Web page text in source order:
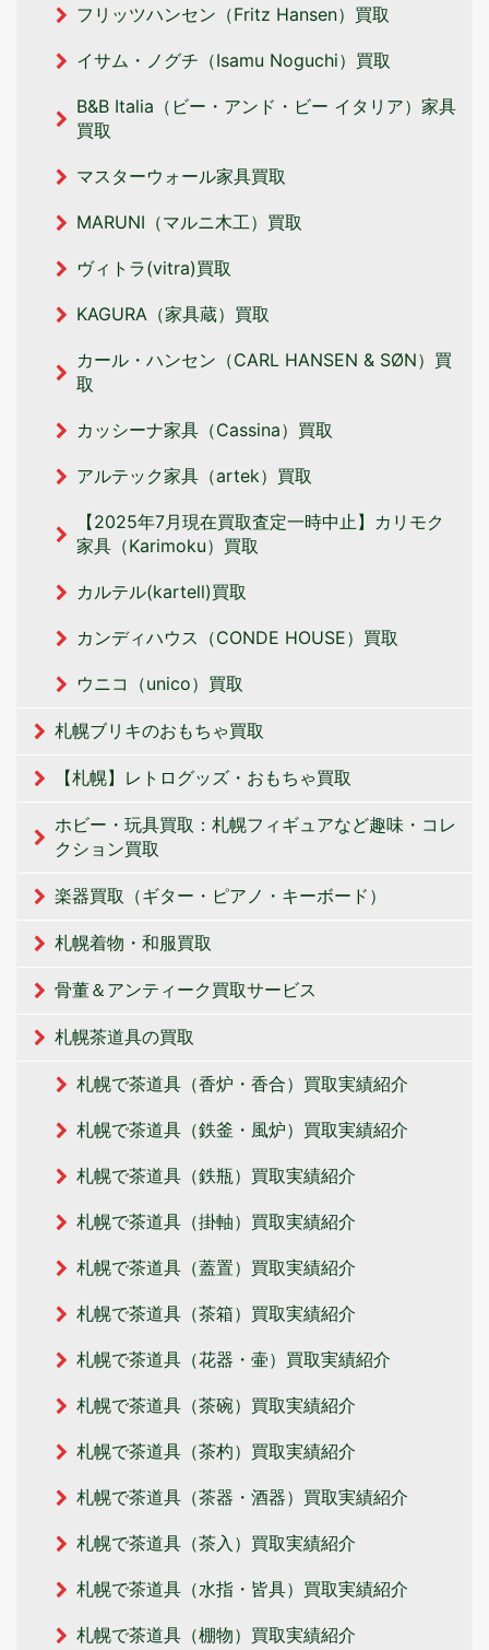
フリッツハンセン（Fritz Hansen）買取
イサム・ノグチ（Isamu Noguchi）買取
B&B Italia（ビー・アンド・ビー イタリア‎）家具
買取
マスターウォール家具買取
MARUNI（マルニ木工）買取
ヴィトラ(vitra)買取
KAGURA（家具蔵）買取
カール・ハンセン（CARL HANSEN & SØN）買
取
カッシーナ家具（Cassina）買取
アルテック家具（artek）買取
【2025年7月現在買取査定一時中止】カリモク
家具（Karimoku）買取
カルテル(kartell)買取
カンディハウス（CONDE HOUSE）買取
ウニコ（unico）買取
札幌ブリキのおもちゃ買取
【札幌】レトログッズ・おもちゃ買取
ホビー・玩具買取：札幌フィギュアなど趣味・コレ
クション買取
楽器買取（ギター・ピアノ・キーボード）
札幌着物・和服買取
骨董＆アンティーク買取サービス
札幌茶道具の買取
札幌で茶道具（香炉・香合）買取実績紹介
札幌で茶道具（鉄釜・風炉）買取実績紹介
札幌で茶道具（鉄瓶）買取実績紹介
札幌で茶道具（掛軸）買取実績紹介
札幌で茶道具（蓋置）買取実績紹介
札幌で茶道具（茶箱）買取実績紹介
札幌で茶道具（花器・壷）買取実績紹介
札幌で茶道具（茶碗）買取実績紹介
札幌で茶道具（茶杓）買取実績紹介
札幌で茶道具（茶器・酒器）買取実績紹介
札幌で茶道具（茶入）買取実績紹介
札幌で茶道具（水指・皆具）買取実績紹介
札幌で茶道具（棚物）買取実績紹介